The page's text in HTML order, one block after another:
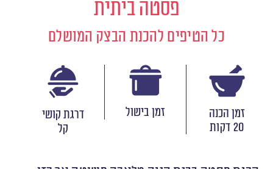
פסטה ביתית
כל הטיפים להכנת הבצק המושלם
זמן הכנה
20 דקות
זמן בישול
דרגת קושי
קל